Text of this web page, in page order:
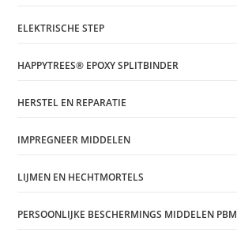
ELEKTRISCHE STEP
HAPPYTREES® EPOXY SPLITBINDER
HERSTEL EN REPARATIE
IMPREGNEER MIDDELEN
LIJMEN EN HECHTMORTELS
PERSOONLIJKE BESCHERMINGS MIDDELEN PBM